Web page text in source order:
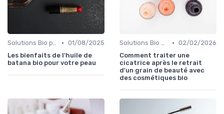
Solutions Bio pour Problèmes de Peau • 01/08/2025
Les bienfaits de l'huile de
batana bio pour votre peau
Solutions Bio pour Problèmes de Peau • 02/02/2026
Comment traiter une
cicatrice après le retrait
d'un grain de beauté avec
des cosmétiques bio